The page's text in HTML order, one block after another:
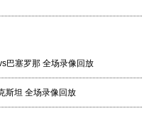
巴塞罗那 全场录像回放
斯坦 全场录像回放